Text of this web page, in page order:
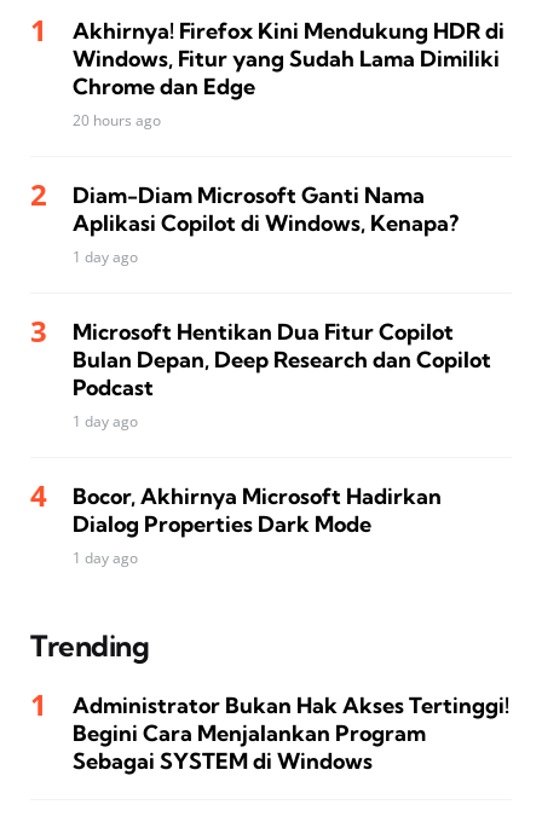
Akhirnya! Firefox Kini Mendukung HDR di
Windows, Fitur yang Sudah Lama Dimiliki
Chrome dan Edge
20 hours ago
Diam-Diam Microsoft Ganti Nama
Aplikasi Copilot di Windows, Kenapa?
1 day ago
Microsoft Hentikan Dua Fitur Copilot
Bulan Depan, Deep Research dan Copilot
Podcast
1 day ago
Bocor, Akhirnya Microsoft Hadirkan
Dialog Properties Dark Mode
1 day ago
Trending
Administrator Bukan Hak Akses Tertinggi!
Begini Cara Menjalankan Program
Sebagai SYSTEM di Windows